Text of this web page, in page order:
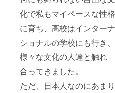
化で私もマイペースな性格
に育ち、高校はインターナ
ショナルの学校にも行き、
様々な文化の人達と触れ
合ってきました。
ただ、日本人なのにあまり